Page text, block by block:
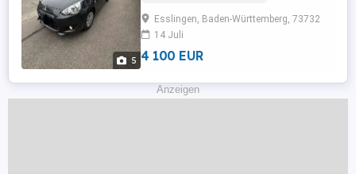
5
Esslingen, Baden-Württemberg, 73732
14 Juli
4 100 EUR
Anzeigen